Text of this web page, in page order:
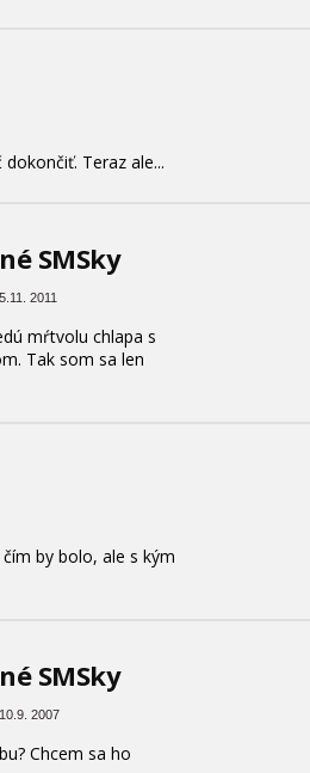
Teraz ale...
SMSky
2011
mŕtvolu chlapa s
Tak som sa len
by bolo, ale s kým
SMSky
2007
Chcem sa ho